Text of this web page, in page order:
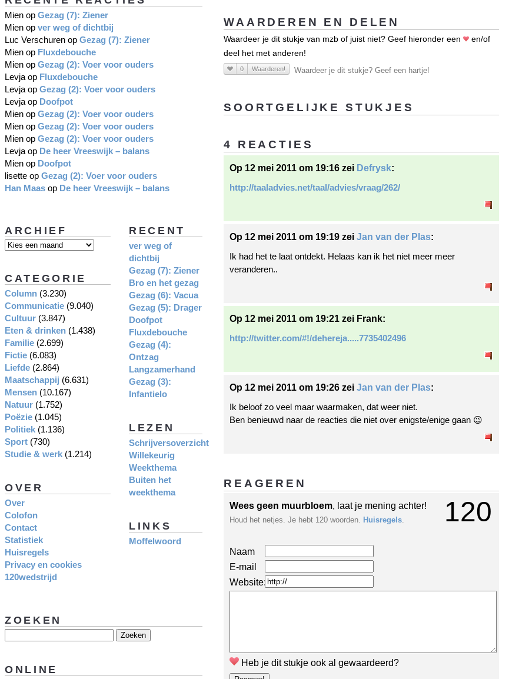
WAARDEREN EN DELEN
Waardeer je dit stukje van mzb of juist niet? Geef hieronder een
en/of
deel het met anderen!
0 Waarderen! Waardeer je dit stukje? Geef een hartje!
SOORTGELIJKE STUKJES
4 REACTIES
Op 12 mei 2011 om 19:16 zei Defrysk:
http://taaladvies.net/taal/advies/vraag/262/
Op 12 mei 2011 om 19:19 zei Jan van der Plas:
Ik had het te laat ontdekt. Helaas kan ik het niet meer meer
veranderen..
Op 12 mei 2011 om 19:21 zei Frank:
http://twitter.com/#!/dehereja.....7735402496
Op 12 mei 2011 om 19:26 zei Jan van der Plas:
Ik beloof zo veel maar waarmaken, dat weer niet.
Ben benieuwd naar de reacties die niet over enigste/enige gaan 😉
REAGEREN
120
Wees geen muurbloem, laat je mening achter!
Houd het netjes. Je hebt 120 woorden. Huisregels.
Naam
E-mail
Website:
Heb je dit stukje ook al gewaardeerd?
Mien op Gezag (7): Ziener
Mien op ver weg of dichtbij
Luc Verschuren op Gezag (7): Ziener
Mien op Fluxdebouche
Mien op Gezag (2): Voer voor ouders
Levja op Fluxdebouche
Levja op Gezag (2): Voer voor ouders
Levja op Doofpot
Mien op Gezag (2): Voer voor ouders
Mien op Gezag (2): Voer voor ouders
Mien op Gezag (2): Voer voor ouders
Levja op De heer Vreeswijk – balans
Mien op Doofpot
lisette op Gezag (2): Voer voor ouders
Han Maas op De heer Vreeswijk – balans
RECENT
ver weg of
dichtbij
Gezag (7): Ziener
Bro en het gezag
Gezag (6): Vacua
Gezag (5): Drager
Doofpot
Fluxdebouche
Gezag (4):
Ontzag
Langzamerhand
Gezag (3):
Infantielo
LEZEN
Schrijversoverzicht
Willekeurig
Weekthema
Buiten het
weekthema
LINKS
Moffelwoord
ARCHIEF
CATEGORIE
Column (3.230)
Communicatie (9.040)
Cultuur (3.847)
Eten & drinken (1.438)
Familie (2.699)
Fictie (6.083)
Liefde (2.864)
Maatschappij (6.631)
Mensen (10.167)
Natuur (1.752)
Poëzie (1.045)
Politiek (1.136)
Sport (730)
Studie & werk (1.214)
OVER
Over
Colofon
Contact
Statistiek
Huisregels
Privacy en cookies
120wedstrijd
ZOEKEN
ONLINE